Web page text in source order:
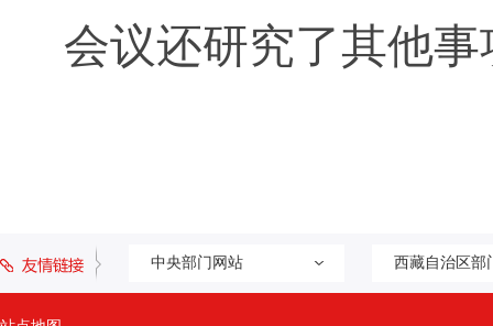
会议还研究了其他事
中央部门网站 西藏自治区部